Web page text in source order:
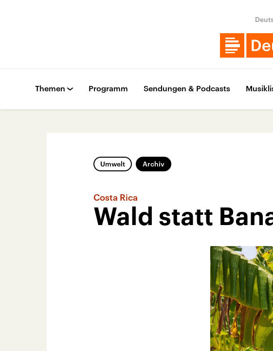
Themen Programm Sendungen & Podcasts
Umwelt Archiv
Costa Rica
Wald statt